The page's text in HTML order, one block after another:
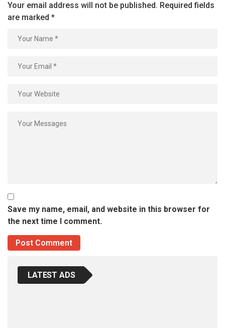
Your email address will not be published. Required fields
are marked *
Save my name, email, and website in this browser for
the next time I comment.
LATEST ADS